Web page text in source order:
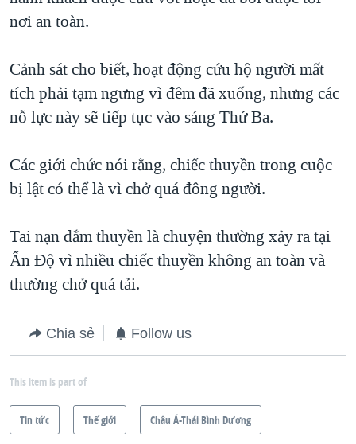
CÁC GIÁ TRỊ CỘNG HÒA Ở VIỆT NAM
TRỊNH VĨNH BÌNH VS. CHÍNH PHỦ VIỆT NAM
NGƯ DÂN VIỆT VÀ LÀN SÓNG TRỘM HẢI SÂM
QUAN HỆ VIỆT MỸ
nơi an toàn.
Cảnh sát cho biết, hoạt động cứu hộ người mất
tích phải tạm ngưng vì đêm đã xuống, nhưng các
nỗ lực này sẽ tiếp tục vào sáng Thứ Ba.
Các giới chức nói rằng, chiếc thuyền trong cuộc
bị lật có thể là vì chở quá đông người.
Tai nạn đắm thuyền là chuyện thường xảy ra tại
Ấn Độ vì nhiều chiếc thuyền không an toàn và
thường chở quá tải.
Chia sẻ Follow us
This item is part of
Tin tức Thế giới Châu Á-Thái Bình Dương